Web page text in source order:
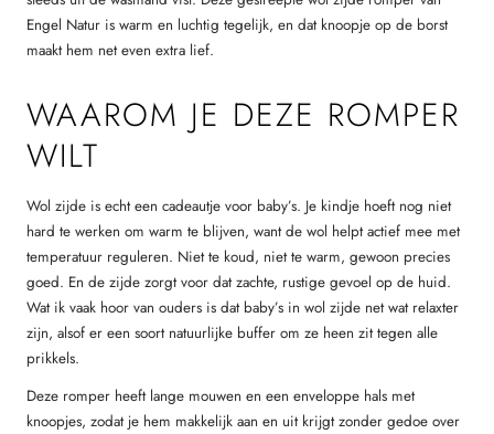
Engel Natur is warm en luchtig tegelijk, en dat knoopje op de borst
maakt hem net even extra lief.
WAAROM JE DEZE ROMPER
WILT
Wol zijde is echt een cadeautje voor baby’s. Je kindje hoeft nog niet
hard te werken om warm te blijven, want de wol helpt actief mee met
temperatuur reguleren. Niet te koud, niet te warm, gewoon precies
goed. En de zijde zorgt voor dat zachte, rustige gevoel op de huid.
Wat ik vaak hoor van ouders is dat baby’s in wol zijde net wat relaxter
zijn, alsof er een soort natuurlijke buffer om ze heen zit tegen alle
prikkels.
Deze romper heeft lange mouwen en een enveloppe hals met
knoopjes, zodat je hem makkelijk aan en uit krijgt zonder gedoe over